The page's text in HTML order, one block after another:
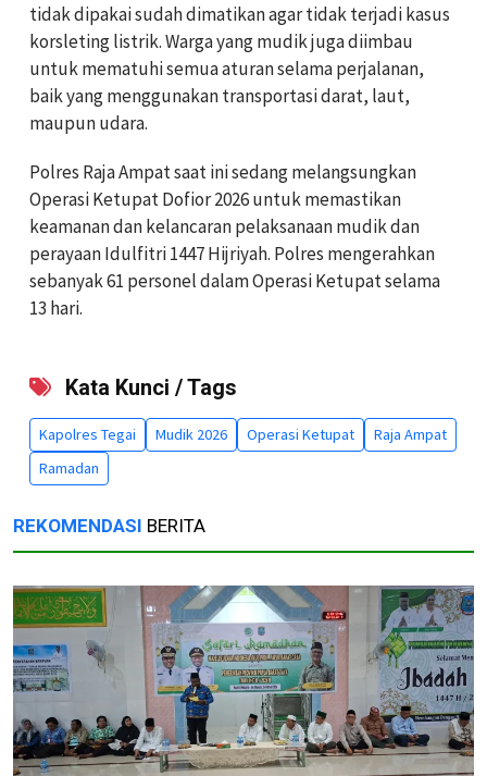
tidak dipakai sudah dimatikan agar tidak terjadi kasus
korsleting listrik. Warga yang mudik juga diimbau
untuk mematuhi semua aturan selama perjalanan,
baik yang menggunakan transportasi darat, laut,
maupun udara.
Polres Raja Ampat saat ini sedang melangsungkan
Operasi Ketupat Dofior 2026 untuk memastikan
keamanan dan kelancaran pelaksanaan mudik dan
perayaan Idulfitri 1447 Hijriyah. Polres mengerahkan
sebanyak 61 personel dalam Operasi Ketupat selama
13 hari.
Kata Kunci / Tags
Kapolres Tegai Mudik 2026 Operasi Ketupat
Raja Ampat
Ramadan
REKOMENDASI BERITA